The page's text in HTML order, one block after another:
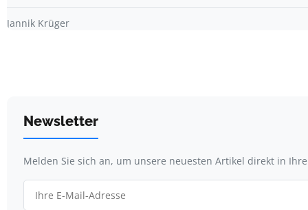
Jannik Krüger
Newsletter
Melden Sie sich an, um unsere neuesten Artikel direkt in